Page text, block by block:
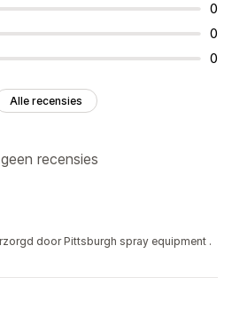
0
0
0
Alle recensies
recensies
door Pittsburgh spray equipment .